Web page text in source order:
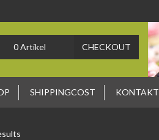
0Artikel CHECKOUT
SHIPPINGCOST KONTAKT